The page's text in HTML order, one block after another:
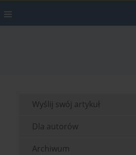
Wyślij swój artykuł
Dla autorów
Archiwum